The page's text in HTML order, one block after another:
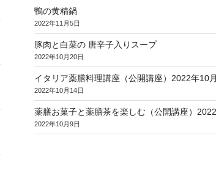
鴨の黄精鍋
2022年11月5日
豚肉と白菜の 唐辛子入りスープ
2022年10月20日
イタリア薬膳料理講座（公開講座）2022年10
2022年10月14日
薬膳お菓子と薬膳茶を楽しむ（公開講座）
2022年10月9日